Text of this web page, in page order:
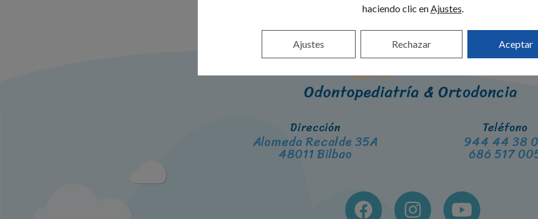
Dirección
Alameda Recalde 35A
48011 Bilbao
Teléfono
944 44 38
686 517
haciendo clic en Ajustes
Aceptar
Rechazar
Ajustes